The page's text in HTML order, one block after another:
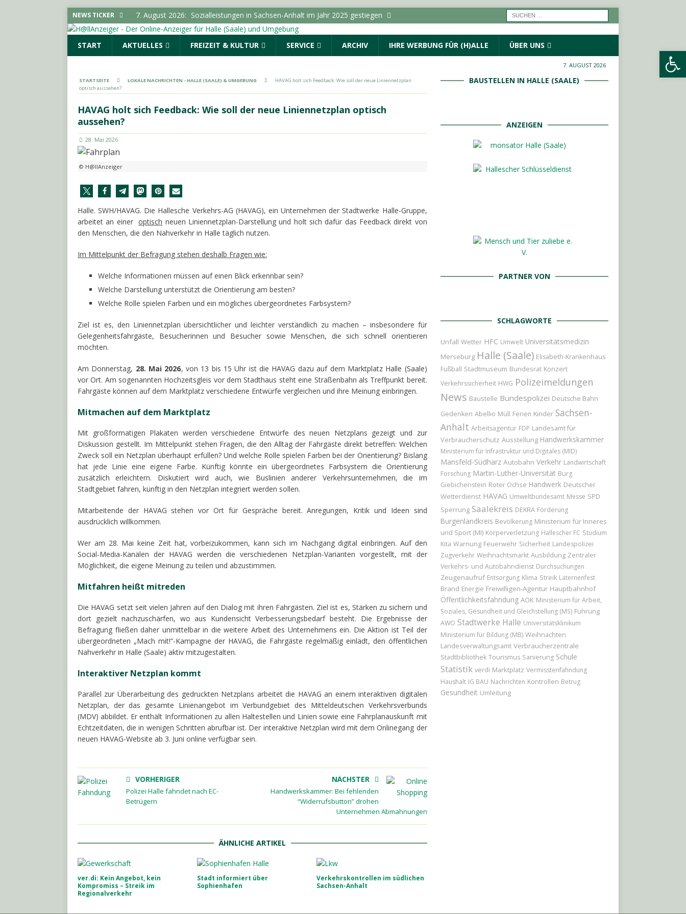
Werkzeugleiste öffnen
NEWS TICKER 7. August 2026: Sozialleistungen in Sachsen-Anhalt im Jahr 2025 gestiegen
SACHSEN-ANHALT INFO
6. August 2026:
18-Jähriger geschlagen und beraubt
POLIZEIMELDUNGEN
LOKALE NACHRICHTEN - HALLE (SAALE) & UMGEBUNG
6. August 2026: Polizeimeldungen vom Donnerstag, 06.08.2026
POLIZEIMELDUNGEN
START AKTUELLES FREIZEIT & KULTUR SERVICE ARCHIV IHRE WERBUNG FÜR (H)ALLE ÜBER UNS
7. AUGUST 2026
STARTSEITE LOKALE NACHRICHTEN - HALLE (SAALE) & UMGEBUNG
HAVAG holt sich Feedback: Wie soll der neue Liniennetzplan
optisch aussehen?
HAVAG holt sich Feedback: Wie soll der neue Liniennetzplan optisch
aussehen?
28. Mai 2026
© H@llAnzeiger
Halle. SWH/HAVAG. Die Hallesche Verkehrs-AG (HAVAG), ein Unternehmen der Stadtwerke Halle-Gruppe,
arbeitet an eineroptisch neuen Liniennetzplan-Darstellung und holt sich dafür das Feedback direkt von
den Menschen, die den Nahverkehr in Halle täglich nutzen.
Im Mittelpunkt der Befragung stehen deshalb Fragen wie:
Welche Informationen müssen auf einen Blick erkennbar sein?
Welche Darstellung unterstützt die Orientierung am besten?
Welche Rolle spielen Farben und ein mögliches übergeordnetes Farbsystem?
Ziel ist es, den Liniennetzplan übersichtlicher und leichter verständlich zu machen – insbesondere für
Gelegenheitsfahrgäste, Besucherinnen und Besucher sowie Menschen, die sich schnell orientieren
möchten.
Am Donnerstag, 28. Mai 2026, von 13 bis 15 Uhr ist die HAVAG dazu auf dem Marktplatz Halle (Saale)
vor Ort. Am sogenannten Hochzeitsgleis vor dem Stadthaus steht eine Straßenbahn als Treffpunkt bereit.
Fahrgäste können auf dem Marktplatz verschiedene Entwürfe vergleichen und ihre Meinung einbringen.
Mitmachen auf dem Marktplatz
Mit großformatigen Plakaten werden verschiedene Entwürfe des neuen Netzplans gezeigt und zur
Diskussion gestellt. Im Mittelpunkt stehen Fragen, die den Alltag der Fahrgäste direkt betreffen: Welchen
Zweck soll ein Netzplan überhaupt erfüllen? Und welche Rolle spielen Farben bei der Orientierung? Bislang
hat jede Linie eine eigene Farbe. Künftig könnte ein übergeordnetes Farbsystem die Orientierung
zusätzlich erleichtern. Diskutiert wird auch, wie Buslinien anderer Verkehrsunternehmen, die im
Stadtgebiet fahren, künftig in den Netzplan integriert werden sollen.
Mitarbeitende der HAVAG stehen vor Ort für Gespräche bereit. Anregungen, Kritik und Ideen sind
ausdrücklich willkommen.
Wer am 28. Mai keine Zeit hat, vorbeizukommen, kann sich im Nachgang digital einbringen. Auf den
Social-Media-Kanälen der HAVAG werden die verschiedenen Netzplan-Varianten vorgestellt, mit der
Möglichkeit, die eigene Meinung zu teilen und abzustimmen.
Mitfahren heißt mitreden
Die HAVAG setzt seit vielen Jahren auf den Dialog mit ihren Fahrgästen. Ziel ist es, Stärken zu sichern und
dort gezielt nachzuschärfen, wo aus Kundensicht Verbesserungsbedarf besteht. Die Ergebnisse der
Befragung fließen daher unmittelbar in die weitere Arbeit des Unternehmens ein. Die Aktion ist Teil der
übergeordneten „Mach mit!”-Kampagne der HAVAG, die Fahrgäste regelmäßig einlädt, den öffentlichen
Nahverkehr in Halle (Saale) aktiv mitzugestalten.
Interaktiver Netzplan kommt
Parallel zur Überarbeitung des gedruckten Netzplans arbeitet die HAVAG an einem interaktiven digitalen
Netzplan, der das gesamte Linienangebot im Verbundgebiet des Mitteldeutschen Verkehrsverbunds
(MDV) abbildet. Er enthält Informationen zu allen Haltestellen und Linien sowie eine Fahrplanauskunft mit
Echtzeitdaten, die in wenigen Schritten abrufbar ist. Der interaktive Netzplan wird mit dem Onlinegang der
neuen HAVAG-Website ab 3. Juni online verfügbar sein.
VORHERIGER
Polizei Halle fahndet nach EC-
Betrügern
NÄCHSTER
Handwerkskammer: Bei fehlenden
“Widerrufsbutton” drohen
Unternehmen Abmahnungen
ÄHNLICHE ARTIKEL
ver.di: Kein Angebot, kein
Kompromiss – Streik im
Regionalverkehr
Stadt informiert über
Sophienhafen
Verkehrskontrollen im südlichen
Sachsen-Anhalt
BAUSTELLEN IN HALLE (SAALE)
ANZEIGEN
PARTNER VON
SCHLAGWORTE
Unfall Wetter HFC Umwelt Universitätsmedizin
Merseburg Halle (Saale) Elisabeth-Krankenhaus
Fußball Stadtmuseum Bundesrat Konzert
Verkehrssicherheit HWG Polizeimeldungen
News Baustelle Bundespolizei Deutsche Bahn
Gedenken Abellio Müll Ferien Kinder Sachsen-
Anhalt Arbeitsagentur FDP Landesamt für
Verbraucherschutz Ausstellung Handwerkskammer
Ministerium für Infrastruktur und Digitales (MID)
Mansfeld-Südharz Autobahn Verkehr Landwirtschaft
Forschung Martin-Luther-Universität Burg
Giebichenstein Roter Ochse Handwerk Deutscher
Wetterdienst HAVAG Umweltbundesamt Messe SPD
Sperrung Saalekreis DEKRA Förderung
Burgenlandkreis Bevölkerung Ministerium für Inneres
und Sport (MI) Körperverletzung Hallescher FC Studium
Kita Warnung Feuerwehr Sicherheit Landespolizei
Zugverkehr Weihnachtsmarkt Ausbildung Zentraler
Verkehrs- und Autobahndienst Durchsuchungen
Zeugenaufruf Entsorgung Klima Streik Laternenfest
Brand Energie Freiwilligen-Agentur Hauptbahnhof
Öffentlichkeitsfahndung AOK Ministerium für Arbeit,
Soziales, Gesundheit und Gleichstellung (MS) Führung
AWO Stadtwerke Halle Universitätsklinikum
Ministerium für Bildung (MB) Weihnachten
Landesverwaltungsamt Verbraucherzentrale
Stadtbibliothek Tourismus Sanierung Schule
Statistik verdi Marktplatz Vermisstenfahndung
Haushalt IG BAU Nachrichten Kontrollen Betrug
Gesundheit Umleitung